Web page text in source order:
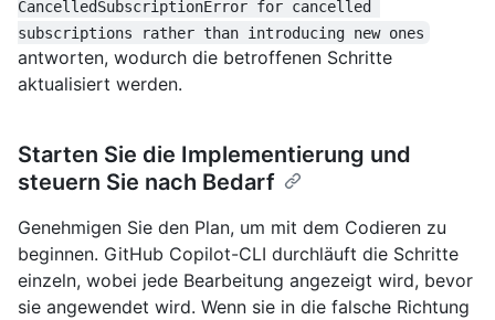
CancelledSubscriptionError for cancelled
subscriptions rather than introducing new ones
antworten, wodurch die betroffenen Schritte
aktualisiert werden.
Starten Sie die Implementierung und
steuern Sie nach Bedarf
Genehmigen Sie den Plan, um mit dem Codieren zu
beginnen. GitHub Copilot-CLI durchläuft die Schritte
einzeln, wobei jede Bearbeitung angezeigt wird, bevor
sie angewendet wird. Wenn sie in die falsche Richtung